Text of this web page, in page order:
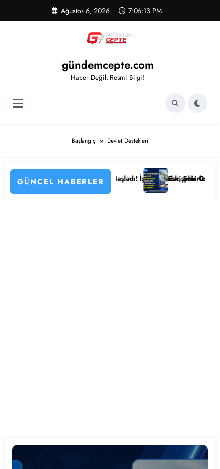
Ağustos 6, 2026 7:06:13 PM
gündemcepte.com
Haber Değil, Resmi Bilgi!
Başlangıç Devlet Destekleri
GÜNCEL HABERLER
Personel Alımı Başladı! İşte Kadrolar, Şehirler ve Başvuru
Eskişehir Osmangazi